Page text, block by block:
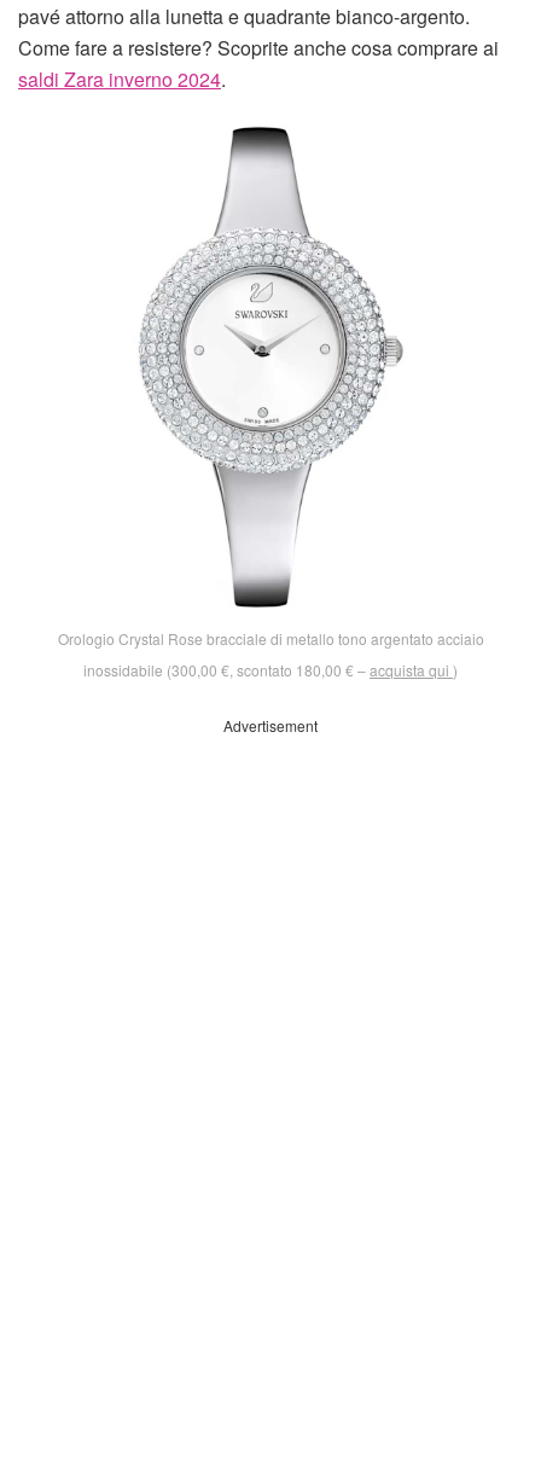
pavé attorno alla lunetta e quadrante bianco-argento.
Come fare a resistere? Scoprite anche cosa comprare ai
saldi Zara inverno 2024.
Orologio Crystal Rose bracciale di metallo tono argentato acciaio
inossidabile (300,00 €, scontato 180,00 € –acquista qui )
Advertisement